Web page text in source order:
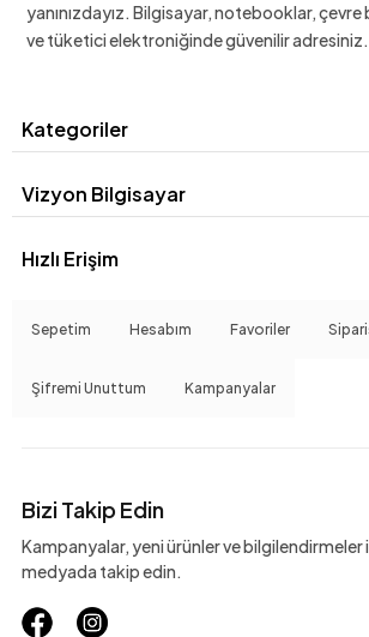
yanınızdayız. Bilgisayar, notebooklar,
ve tüketici elektroniğinde güvenilir adresiniz.
Kategoriler
Vizyon Bilgisayar
Hızlı Erişim
Sepetim Hesabım Favoriler
Şifremi Unuttum Kampanyalar
Bizi Takip Edin
Kampanyalar, yeni ürünler ve bilgilendirmeler
medyada takip edin.